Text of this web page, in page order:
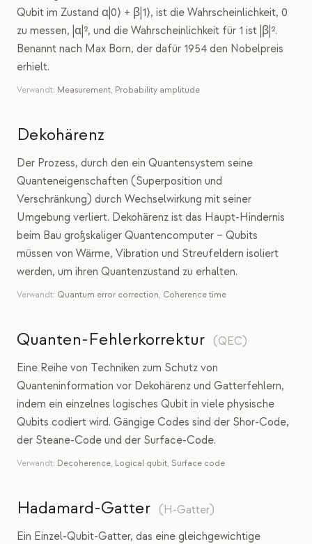
Qubit im Zustand α|0⟩ + β|1⟩, ist die Wahrscheinlichkeit, 0
zu messen, |α|², und die Wahrscheinlichkeit für 1 ist |β|².
Benannt nach Max Born, der dafür 1954 den Nobelpreis
erhielt.
Verwandt: Measurement, Probability amplitude
Dekohärenz
Der Prozess, durch den ein Quantensystem seine
Quanteneigenschaften (Superposition und
Verschränkung) durch Wechselwirkung mit seiner
Umgebung verliert. Dekohärenz ist das Haupt-Hindernis
beim Bau großskaliger Quantencomputer – Qubits
müssen von Wärme, Vibration und Streufeldern isoliert
werden, um ihren Quantenzustand zu erhalten.
Verwandt: Quantum error correction, Coherence time
Quanten-Fehlerkorrektur ( QEC)
Eine Reihe von Techniken zum Schutz von
Quanteninformation vor Dekohärenz und Gatterfehlern,
indem ein einzelnes logisches Qubit in viele physische
Qubits codiert wird. Gängige Codes sind der Shor-Code,
der Steane-Code und der Surface-Code.
Verwandt: Decoherence, Logical qubit, Surface code
Hadamard-Gatter ( H-Gatter)
Ein Einzel-Qubit-Gatter, das eine gleichgewichtige